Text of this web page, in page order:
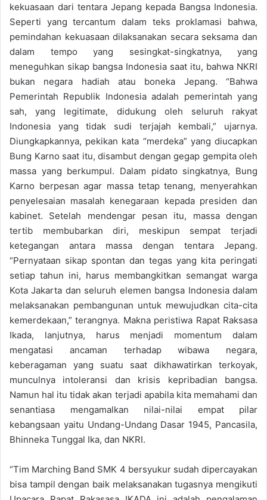
kekuasaan dari tentara Jepang kepada Bangsa Indonesia.
Seperti yang tercantum dalam teks proklamasi bahwa,
pemindahan kekuasaan dilaksanakan secara seksama dan
dalam tempo yang sesingkat-singkatnya, yang
meneguhkan sikap bangsa Indonesia saat itu, bahwa NKRI
bukan negara hadiah atau boneka Jepang. “Bahwa
Pemerintah Republik Indonesia adalah pemerintah yang
sah, yang legitimate, didukung oleh seluruh rakyat
Indonesia yang tidak sudi terjajah kembali,” ujarnya.
Diungkapkannya, pekikan kata “merdeka” yang diucapkan
Bung Karno saat itu, disambut dengan gegap gempita oleh
massa yang berkumpul. Dalam pidato singkatnya, Bung
Karno berpesan agar massa tetap tenang, menyerahkan
penyelesaian masalah kenegaraan kepada presiden dan
kabinet. Setelah mendengar pesan itu, massa dengan
tertib membubarkan diri, meskipun sempat terjadi
ketegangan antara massa dengan tentara Jepang.
“Pernyataan sikap spontan dan tegas yang kita peringati
setiap tahun ini, harus membangkitkan semangat warga
Kota Jakarta dan seluruh elemen bangsa Indonesia dalam
melaksanakan pembangunan untuk mewujudkan cita-cita
kemerdekaan,” terangnya. Makna peristiwa Rapat Raksasa
Ikada, lanjutnya, harus menjadi momentum dalam
mengatasi ancaman terhadap wibawa negara,
keberagaman yang suatu saat dikhawatirkan terkoyak,
munculnya intoleransi dan krisis kepribadian bangsa.
Namun hal itu tidak akan terjadi apabila kita memahami dan
senantiasa mengamalkan nilai-nilai empat pilar
kebangsaan yaitu Undang-Undang Dasar 1945, Pancasila,
Bhinneka Tunggal Ika, dan NKRI.
“Tim Marching Band SMK 4 bersyukur sudah dipercayakan
bisa tampil dengan baik melaksanakan tugasnya mengikuti